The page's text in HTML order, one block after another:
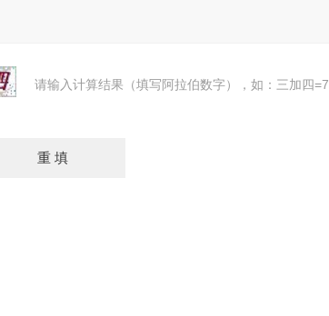
请输入计算结果（填写阿拉伯数字），如：三加四=7